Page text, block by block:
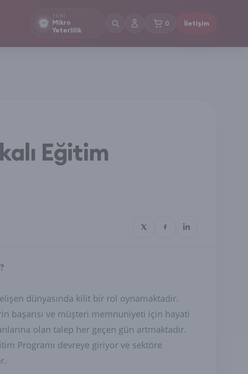
YENI
Mikro
Yeterlilik
0
sepetteki ürünler
İletişim
Eğitim
dünyasında kilit bir rol oynamaktadır.
başarısı ve müşteri memnuniyeti için hayati
olan talep her geçen gün artmaktadır.
Programı devreye giriyor ve sektöre